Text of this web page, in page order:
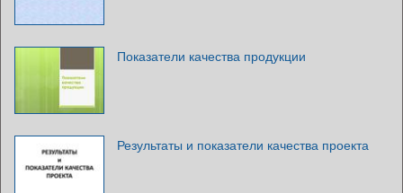
Показатели качества продукции
Результаты и показатели качества проекта